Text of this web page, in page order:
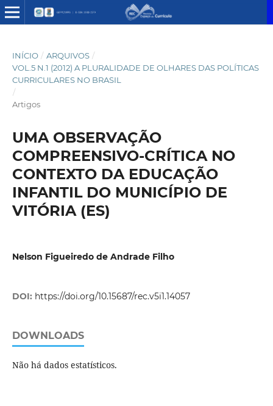
INÍCIO / ARQUIVOS /
VOL.5 N.1 (2012) A PLURALIDADE DE OLHARES DAS POLÍTICAS
CURRICULARES NO BRASIL
/
Artigos
UMA OBSERVAÇÃO
COMPREENSIVO-CRÍTICA NO
CONTEXTO DA EDUCAÇÃO
INFANTIL DO MUNICÍPIO DE
VITÓRIA (ES)
Nelson Figueiredo de Andrade Filho
DOI: https://doi.org/10.15687/rec.v5i1.14057
DOWNLOADS
Não há dados estatísticos.